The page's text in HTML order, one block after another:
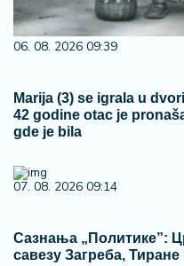
06. 08. 2026 09:39
Marija (3) se igrala u
42 godine otac je
gde je bila
07. 08. 2026 09:14
Сазнања „Политике”:
савезу Загреба,